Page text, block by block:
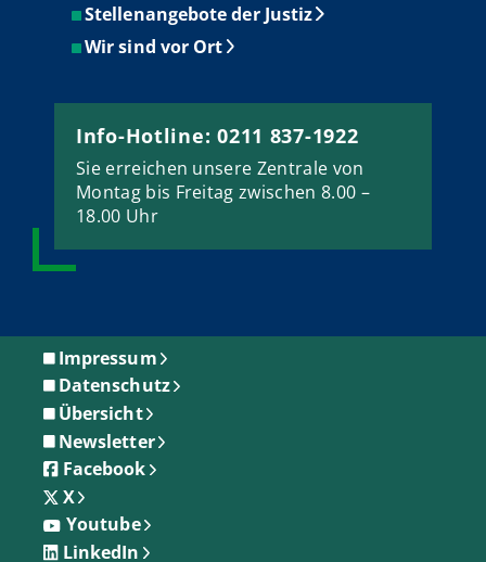
Stellenangebote der Justiz
Wir sind vor Ort
Info-Hotline: 0211 837-1922
Sie erreichen unsere Zentrale von
Montag bis Freitag zwischen 8.00 –
18.00 Uhr
Impressum
Datenschutz
Übersicht
Newsletter
Facebook
X
Youtube
LinkedIn